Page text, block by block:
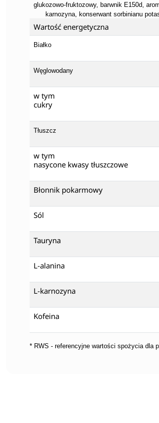
glukozowo-fruktozowy, barwnik E150d,
karnozyna, konserwant sorbinianu
Wartość energetyczna
Białko
Węglowodany
w tym
cukry
Tłuszcz
w tym
nasycone kwasy tłuszczowe
Błonnik pokarmowy
Sól
Tauryna
L-alanina
L-karnozyna
Kofeina
* RWS - referencyjne wartości spożycia dla